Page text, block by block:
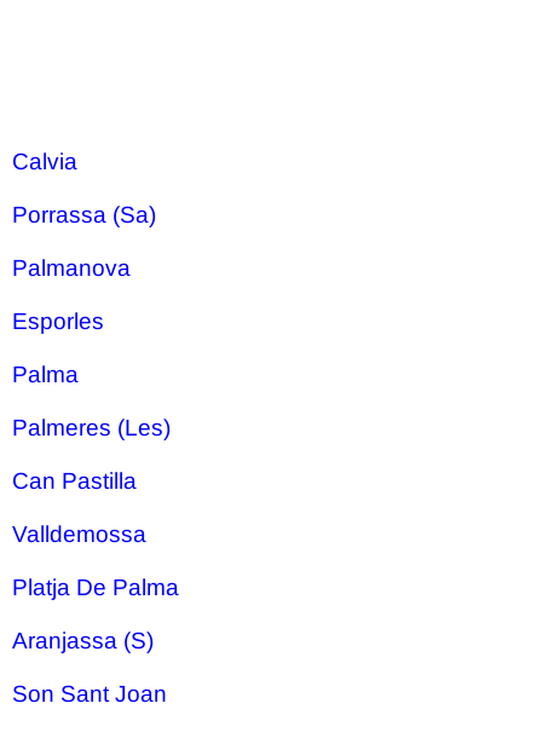
Calvia
Porrassa (Sa)
Palmanova
Esporles
Palma
Palmeres (Les)
Can Pastilla
Valldemossa
Platja De Palma
Aranjassa (S)
Son Sant Joan